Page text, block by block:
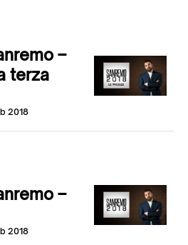
–
terza
2018
–
2018